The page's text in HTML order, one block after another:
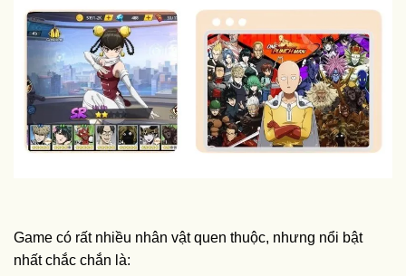
Game có rất nhiều nhân vật quen thuộc, nhưng nổi bật
nhất chắc chắn là: